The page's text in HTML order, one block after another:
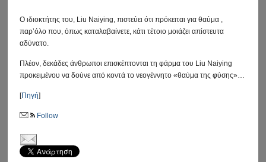
Ο ιδιοκτήτης του, Liu Naiying, πιστεύει ότι πρόκειται για θαύμα ,
παρ’όλο που, όπως καταλαβαίνετε, κάτι τέτοιο μοιάζει απίστευτα
αδύνατο.
Πλέον, δεκάδες άνθρωποι επισκέπτονται τη φάρμα του Liu Naiying
προκειμένου να δούνε από κοντά το νεογέννητο «θαύμα της φύσης»…
[Πηγή]
Follow